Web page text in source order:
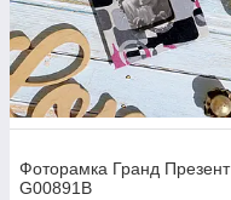
Фоторамка Гранд Презент
G00891B